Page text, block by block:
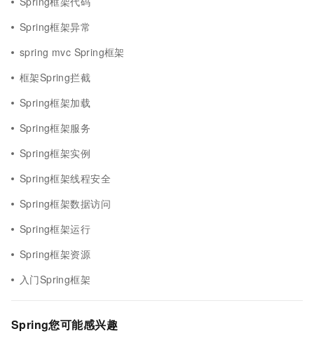
Spring框架异常
spring mvc Spring框架
框架Spring拦截
Spring框架加载
Spring框架服务
Spring框架实例
Spring框架线程安全
Spring框架数据访问
Spring框架运行
Spring框架资源
入门Spring框架
Spring您可能感兴趣